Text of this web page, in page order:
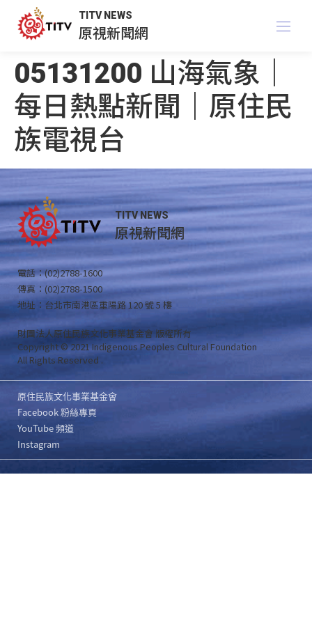
TITV NEWS
原視新聞網
05131200 山海氣象｜
每日熱點新聞｜原住民
族電視台
TITV NEWS
原視新聞網
電話：(02)2788-1600
傳真：(02)2788-1500
地址：台北市南港區重陽路 120 號 5 樓
財團法人原住民族文化事業基金會 版權所有
Copyright © 2021 Indigenous Peoples Cultural Foundation
All Rights Reserved .
原住民族文化事業基金會
Facebook 粉絲專頁
YouTube 頻道
Instagram